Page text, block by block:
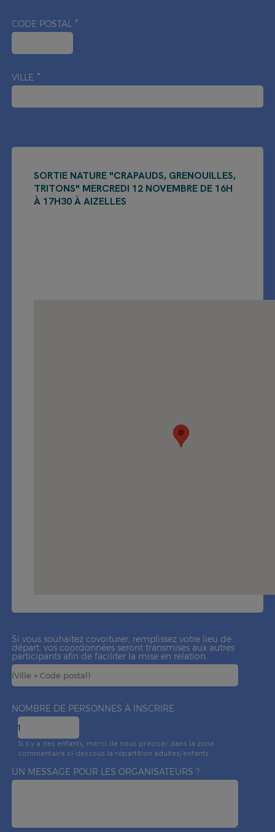
CODE POSTAL
VILLE
SORTIE NATURE "CRAPAUDS, GRENOUILLES,
TRITONS" MERCREDI 12 NOVEMBRE DE 16H
À 17H30 À AIZELLES
Si vous souhaitez covoiturer, remplissez votre lieu de
départ, vos coordonnées seront transmises aux autres
participants afin de faciliter la mise en relation.
NOMBRE DE PERSONNES À INSCRIRE
Si il y a des enfants, merci de nous préciser dans la zone
commentaire ci-dessous la répartition adultes/enfants
UN MESSAGE POUR LES ORGANISATEURS ?